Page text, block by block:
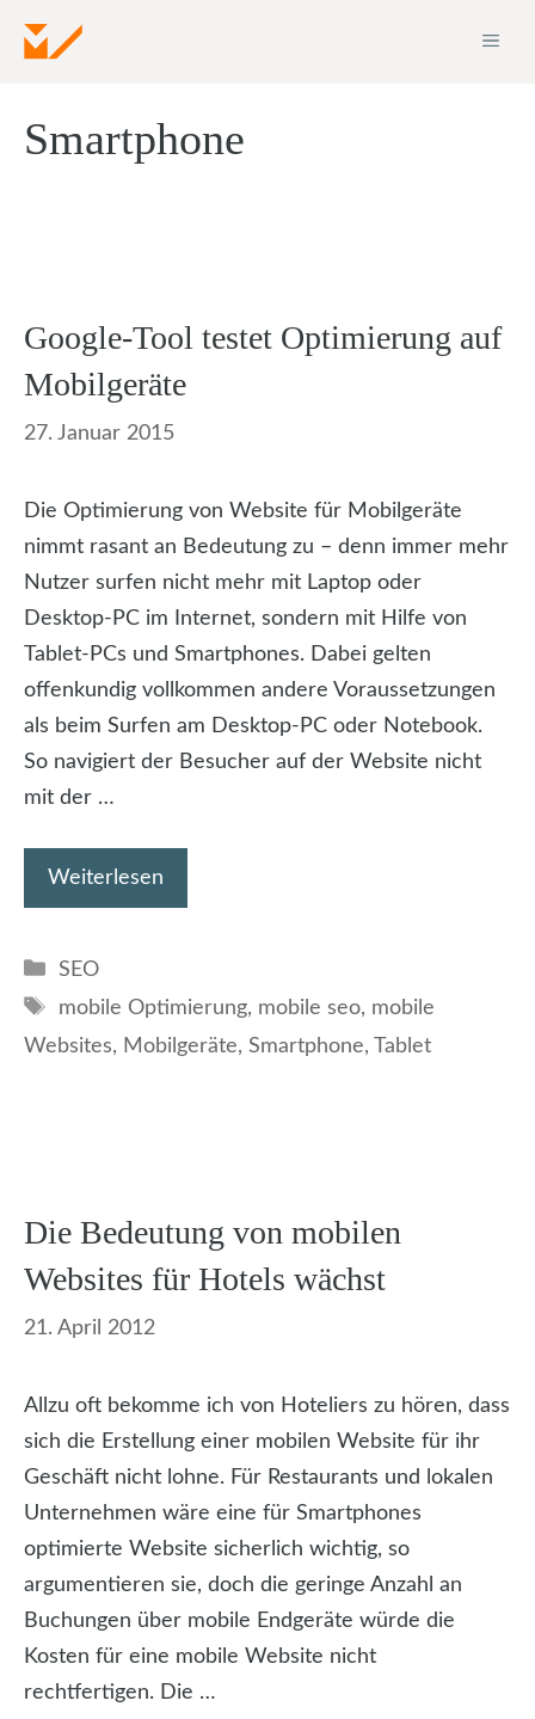
Inhalt
Smartphone
Google-Tool testet Optimierung auf
Mobilgeräte
27. Januar 2015
Die Optimierung von Website für Mobilgeräte
nimmt rasant an Bedeutung zu – denn immer mehr
Nutzer surfen nicht mehr mit Laptop oder
Desktop-PC im Internet, sondern mit Hilfe von
Tablet-PCs und Smartphones. Dabei gelten
offenkundig vollkommen andere Voraussetzungen
als beim Surfen am Desktop-PC oder Notebook.
So navigiert der Besucher auf der Website nicht
mit der …
Weiterlesen
Kategorien
SEO
Schlagwörter
mobile Optimierung, mobile seo, mobile
Websites, Mobilgeräte, Smartphone, Tablet
Die Bedeutung von mobilen
Websites für Hotels wächst
21. April 2012
Allzu oft bekomme ich von Hoteliers zu hören, dass
sich die Erstellung einer mobilen Website für ihr
Geschäft nicht lohne. Für Restaurants und lokalen
Unternehmen wäre eine für Smartphones
optimierte Website sicherlich wichtig, so
argumentieren sie, doch die geringe Anzahl an
Buchungen über mobile Endgeräte würde die
Kosten für eine mobile Website nicht
rechtfertigen. Die …